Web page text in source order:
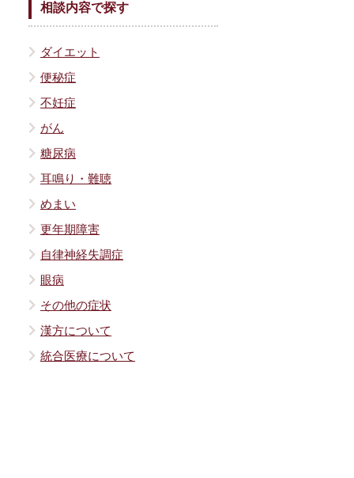
相談内容で探す
ダイエット
便秘症
不妊症
がん
糖尿病
耳鳴り・難聴
めまい
更年期障害
自律神経失調症
眼病
その他の症状
漢方について
統合医療について